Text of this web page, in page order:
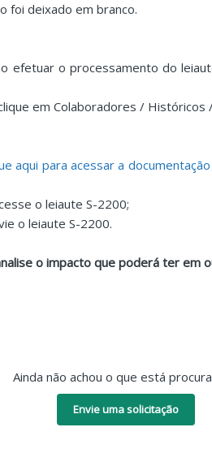
foi deixado em branco.
efetuar o processamento do
em Colaboradores / Históricos
aqui para acessar a
o leiaute S-2200;
o leiaute S-2200.
o impacto que poderá ter em
Ainda não achou o que está
Envie uma solicitação